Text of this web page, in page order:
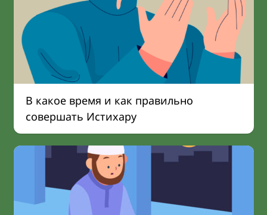
В какое время и как правильно
совершать Истихару